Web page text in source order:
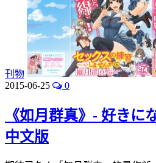
刊物
2015-06-25
0
《如月群真》- 好きに
中文版